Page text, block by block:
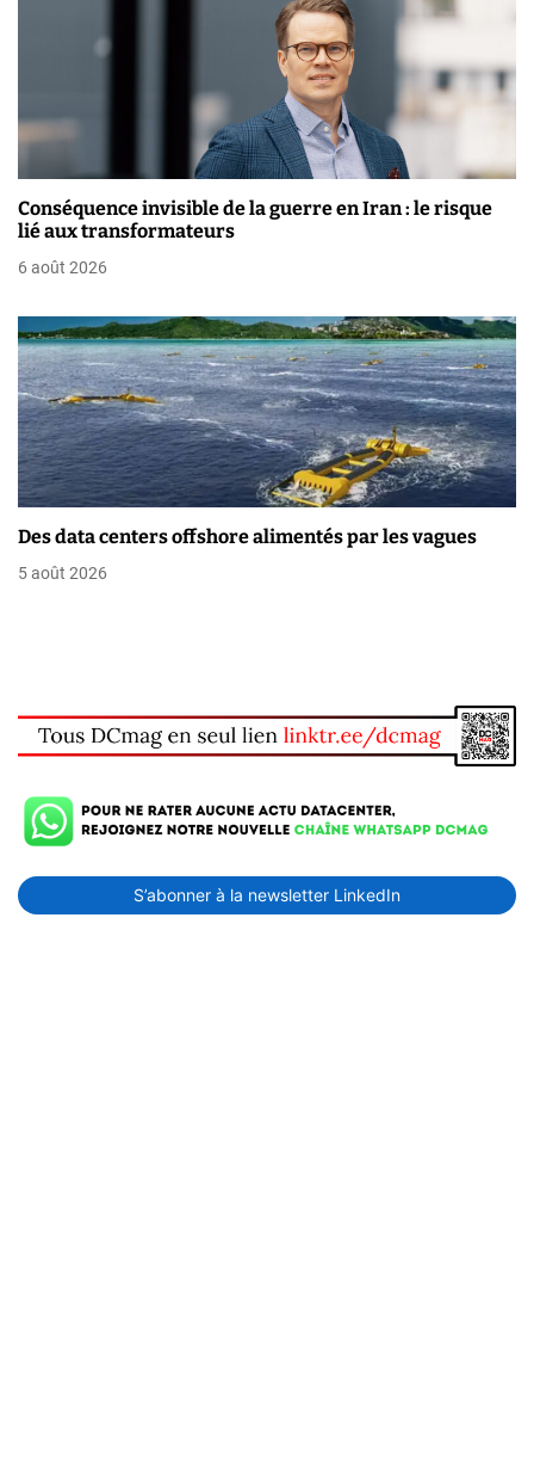
r
t
i
c
e
Conséquence invisible de la guerre en Iran : le risque
lié aux transformateurs
6 août 2026
Des data centers offshore alimentés par les vagues
5 août 2026
S’abonner à la newsletter LinkedIn